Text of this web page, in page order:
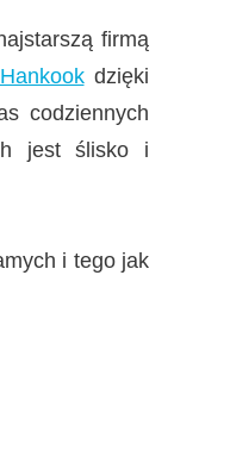
firmą
dzięki
codziennych
jest ślisko i
i tego jak